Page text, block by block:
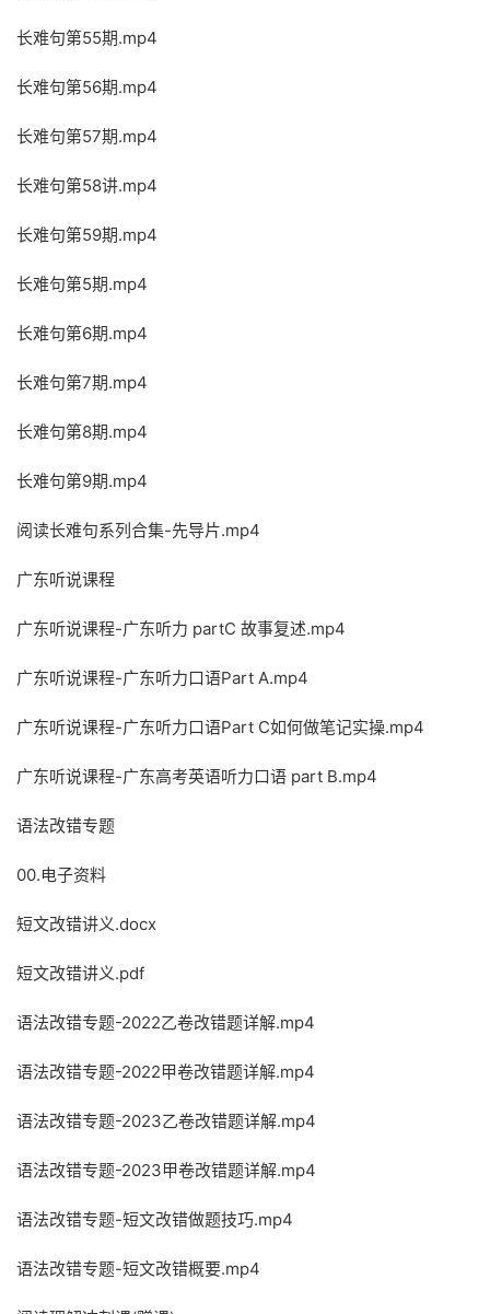
长难句第55期.mp4
长难句第56期.mp4
长难句第57期.mp4
长难句第58讲.mp4
长难句第59期.mp4
长难句第5期.mp4
长难句第6期.mp4
长难句第7期.mp4
长难句第8期.mp4
长难句第9期.mp4
阅读长难句系列合集-先导片.mp4
广东听说课程
广东听说课程-广东听力 partC 故事复述.mp4
广东听说课程-广东听力口语Part A.mp4
广东听说课程-广东听力口语Part C如何做笔记实操.mp4
广东听说课程-广东高考英语听力口语 part B.mp4
语法改错专题
00.电子资料
短文改错讲义.docx
短文改错讲义.pdf
语法改错专题-2022乙卷改错题详解.mp4
语法改错专题-2022甲卷改错题详解.mp4
语法改错专题-2023乙卷改错题详解.mp4
语法改错专题-2023甲卷改错题详解.mp4
语法改错专题-短文改错做题技巧.mp4
语法改错专题-短文改错概要.mp4